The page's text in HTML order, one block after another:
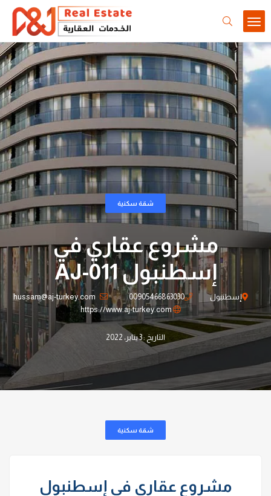
شقة سكنية
مشروع عقاري في
إسطنبول AJ-011
إسطنبول 00905466863030
التاريخ : 3 يناير، 2022
شقة سكنية
مشروع عقاري في إسطنبول